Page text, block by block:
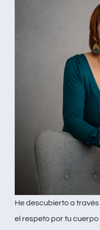
He descubierto a
el respeto por tu cuerpo